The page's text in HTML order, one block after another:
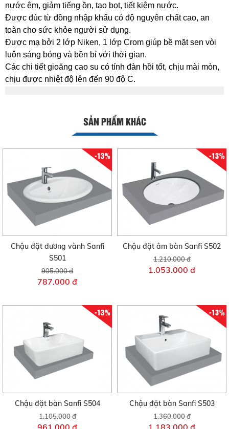
nước êm, giảm tiếng ồn, tạo bọt, tiết kiệm nước.
Được đúc từ đồng nhập khẩu có độ nguyên chất cao, an
toàn cho sức khỏe người sử dụng.
Được mạ bởi 2 lớp Niken, 1 lớp Crom giúp bề mặt sen vòi
luôn sáng bóng và bền bỉ với thời gian.
Các chi tiết gioăng cao su có tính đàn hồi tốt, chịu mài mòn,
chịu được nhiệt độ lên đến 90 độ C.
SẢN PHẨM KHÁC
-13%
Chậu đặt dương vành Sanfi
S501
905.000 đ
787.000 đ
-13%
Chậu đặt âm bàn Sanfi S502
1.210.000 đ
1.053.000 đ
-13%
Chậu đặt bàn Sanfi S504
1.105.000 đ
961.000 đ
-13%
Chậu đặt bàn Sanfi S503
1.360.000 đ
1.183.000 đ